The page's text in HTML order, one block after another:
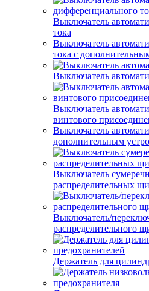
Выключатель
тока
Выключатель
тока с
Выключатель
Выключатель
винтового
Выключатель
дополнительным
Выключатель
распределительных
Выключатель/
распределительного
Держатель для